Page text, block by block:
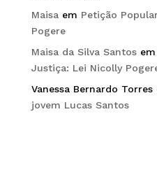
Maisaem Petição
Pogere
Maisa da Silva Santosem
Justiça: Lei Nicolly
Vanessa Bernardo Torres
jovem Lucas Santos